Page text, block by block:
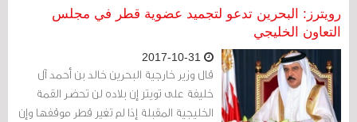
رويترز: البحرين تدعو لتجميد عضوية قطر في مجلس
التعاون الخليجي
قال وزير خارجية البحرين خالد بن أحمد آل
خليفة على تويتر إن بلاده لن تحضر القمة
الخليجية المقبلة إذا لم تغير قطر موقفها وإن